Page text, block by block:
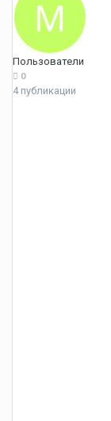
Пользователи
0
4 публикации